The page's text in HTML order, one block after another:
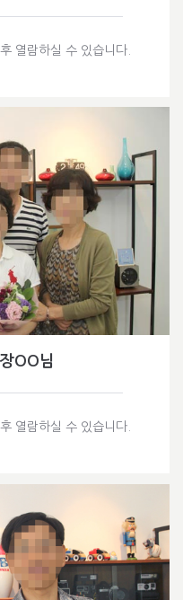
열람하실 수 있습니다.
OO님
열람하실 수 있습니다.